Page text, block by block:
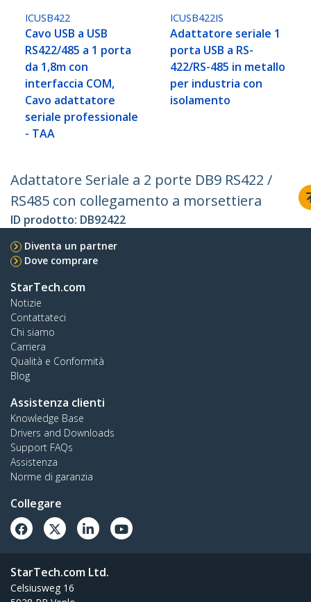
ICUSB422
Cavo USB a USB
RS422/485 a 1 porta
da 1,8m con
interfaccia COM,
Cavo adattatore
seriale professionale
- TAA
ICUSB422IS
Adattatore seriale 1
porta USB a RS-
422/RS-485 in metallo
per industria con
isolamento
Adattatore Seriale a 2 porte DB9 RS422 /
RS485 con collegamento a morsettiera
ID prodotto: DB92422
Diventa un partner
Dove comprare
StarTech.com
Notizie
Contattateci
Chi siamo
Carriera
Qualità e Conformità
Blog
Assistenza clienti
Knowledge Base
Drivers and Downloads
Support FAQs
Assistenza
Norme di garanzia
Collegare
StarTech.com Ltd.
Celsiusweg 16